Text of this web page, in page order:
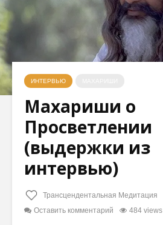
ИНТЕРВЬЮ
Махариши о
Просветлении
(выдержки из
интервью)
Трансцендентальная Медитация
Оставить комментарий
484 views